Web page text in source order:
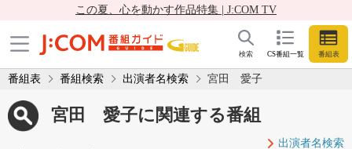
この夏、心を動かす作品特集 | J:COM TV
CS番組一覧 番組表
検索
番組表 番組検索 出演者名検索 宮田 愛子
宮田 愛子に関連する番組
出演者名検索